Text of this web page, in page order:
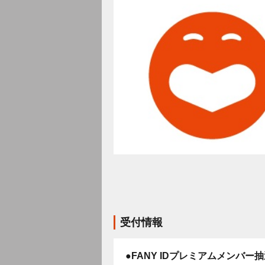
受付情報
●FANY IDプレミアムメンバー